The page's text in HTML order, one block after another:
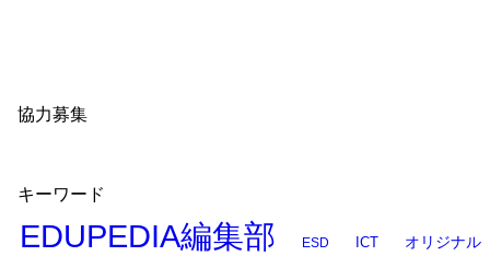
協力募集
キーワード
EDUPEDIA編集部 ESD ICT
オリジナル